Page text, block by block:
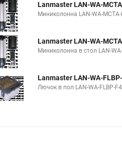
Lanmaster LAN-WA-
Миниколонна LAN-WA-
Lanmaster LAN-WA-
Миниколонна в стол LAN-
Lanmaster LAN-WA-
Лючок в пол LAN-WA-FLBP-